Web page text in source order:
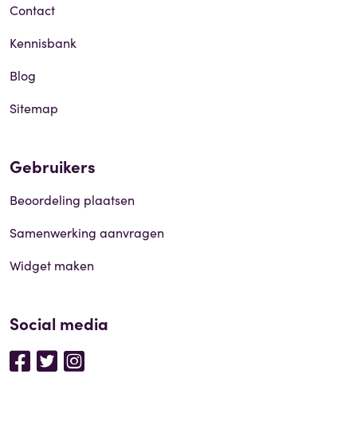
Contact
Kennisbank
Blog
Sitemap
Gebruikers
Beoordeling plaatsen
Samenwerking aanvragen
Widget maken
Social media